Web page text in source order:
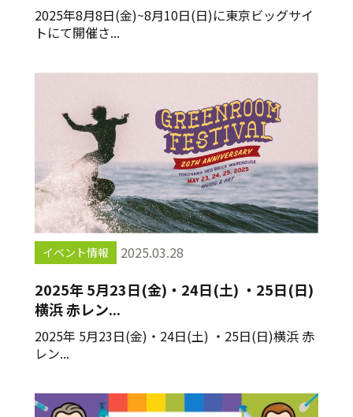
2025年8月8日(金)~8月10日(日)に東京ビッグサイ
トにて開催さ...
イベント情報 2025.03.28
2025年 5月23日(金)・24日(土) ・25日(日)
横浜 赤レン...
2025年 5月23日(金)・24日(土) ・25日(日)横浜 赤
レン...